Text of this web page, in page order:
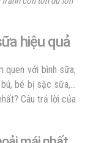
hiệu quả
quen với bình sữa,
bé bị sặc sữa,…
Câu trả lời của